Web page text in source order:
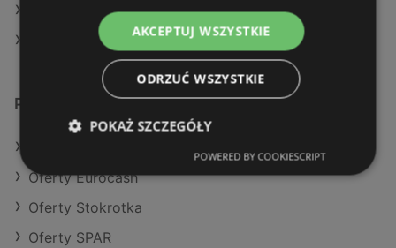
Aktualne gazetki Kaufland
Sklepy Lidl w Międzyzdroje
Podobne sklepy detaliczne
Oferty Eurocash
Oferty Stokrotka
Oferty SPAR
AKCEPTUJ WSZYSTKIE
ODRZUĆ WSZYSTKIE
POKAŻ SZCZEGÓŁY
POWERED BY COOKIESCRIPT